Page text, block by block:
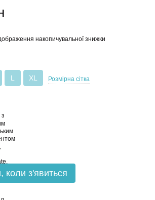
накопичувальної знижки
L XL Розмірна сітка
коли з'явиться